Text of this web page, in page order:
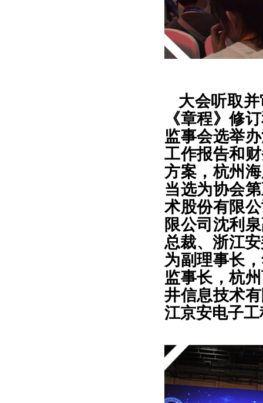
大会听取
《章程》修
监事会选举
工作报告和
方案，杭州
当选为协会
术股份有限
限公司沈利
总裁、浙江
为副理事长
监事长，杭
井信息技术
江京安电子